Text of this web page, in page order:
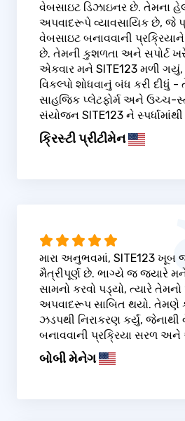
વેબસાઇટ ડિઝાઇનર છે. તેમના
અપવાદરૂપે વ્યાવસાયિક છે, જે
વેબસાઇટ બનાવવાની
છે. તેમની કુશળતા અને સપોર્ટ
એકવાર મને SITE123 મળી
વિકલ્પો શોધવાનું બંધ કરી
સાહજિક પ્લેટફોર્મ અને ઉચ્ચ-
સંયોજન SITE123 ને
ક્રિસ્ટી પ્રીટીમેન
મારા અનુભવમાં, SITE123 ખૂબ
મૈત્રીપૂર્ણ છે. ભાગ્યે જ જ્યારે
સામનો કરવો પડ્યો, ત્યારે
અપવાદરૂપ સાબિત થયો. તેમણે
ઝડપથી નિરાકરણ કર્યું, જેનાથી
બનાવવાની પ્રક્રિયા સરળ
બોબી મેનેગ